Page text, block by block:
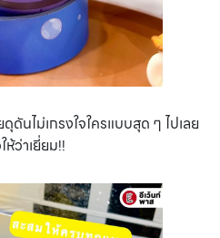
นไม่เกรงใจใครแบบสุด ๆ ไปเลย
ห้ว่าเยี่ยม!!